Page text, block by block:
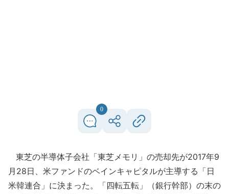
0
東芝の半導体子会社「東芝メモリ」の売却先が2017年9
月28日、米ファンドのベインキャピタルが主導する「日
米韓連合」に決まった。「四転五転」（銀行幹部）の末の